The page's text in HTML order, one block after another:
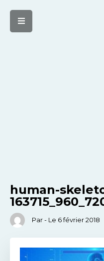
human-
Par - Le 6 février 2018